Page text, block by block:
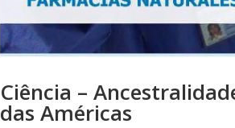
Ciência –
das Américas